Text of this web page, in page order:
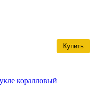
Купить